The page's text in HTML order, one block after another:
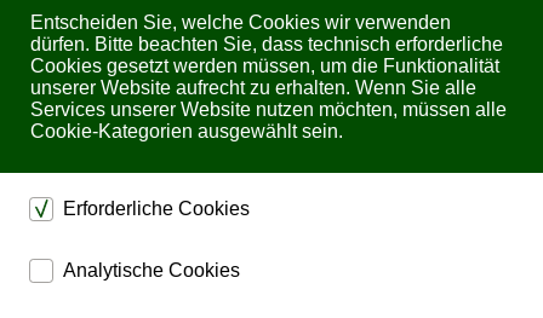
Entscheiden Sie, welche Cookies wir verwenden
dürfen. Bitte beachten Sie, dass technisch erforderliche
Cookies gesetzt werden müssen, um die Funktionalität
unserer Website aufrecht zu erhalten. Wenn Sie alle
Services unserer Website nutzen möchten, müssen alle
Cookie-Kategorien ausgewählt sein.
Erforderliche Cookies
dienen dem technischen einwandfreien Betrieb unserer
Website.
Analytische Cookies
Kramer Galil 5-O: 2-Wege Aufbau-Lautsprecher
13 cm